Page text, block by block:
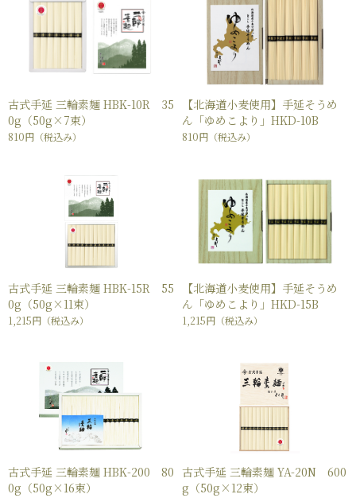
古式手延 三輪素麺 HBK-10R 35
0g（50g×7束）
810円 （税込み）
【北海道小麦使用】手延そうめ
ん「ゆめこより」HKD-10B
810円 （税込み）
古式手延 三輪素麺 HBK-15R 55
0g（50g×11束）
1,215円 （税込み）
【北海道小麦使用】手延そうめ
ん「ゆめこより」HKD-15B
1,215円 （税込み）
古式手延 三輪素麺 HBK-200 80
0g（50g×16束）
古式手延 三輪素麺 YA-20N 600
g（50g×12束）